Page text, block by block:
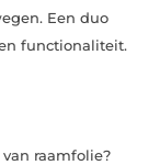
Een duo
functionaliteit.
raamfolie?